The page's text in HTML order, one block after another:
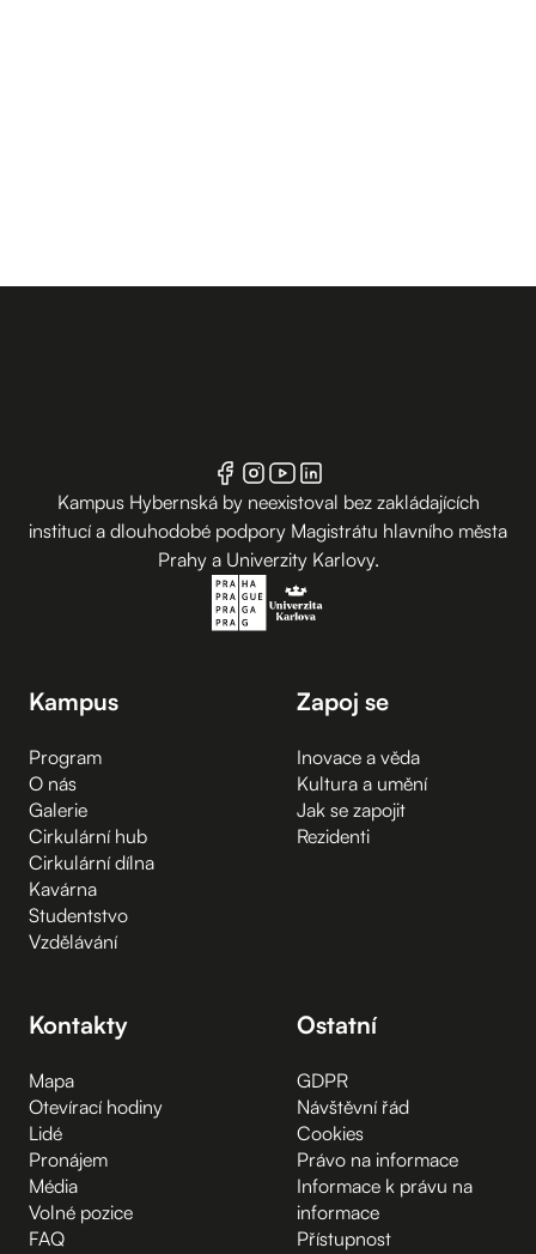
Kampus Hybernská by neexistoval bez zakládajících
institucí a dlouhodobé podpory Magistrátu hlavního města
Prahy a Univerzity Karlovy.
Kampus
Program
O nás
Galerie
Cirkulární hub
Cirkulární dílna
Kavárna
Studentstvo
Vzdělávání
Zapoj se
Inovace a věda
Kultura a umění
Jak se zapojit
Rezidenti
Kontakty
Mapa
Otevírací hodiny
Lidé
Pronájem
Média
Volné pozice
FAQ
Ostatní
GDPR
Návštěvní řád
Cookies
Právo na informace
Informace k právu na
informace
Přístupnost